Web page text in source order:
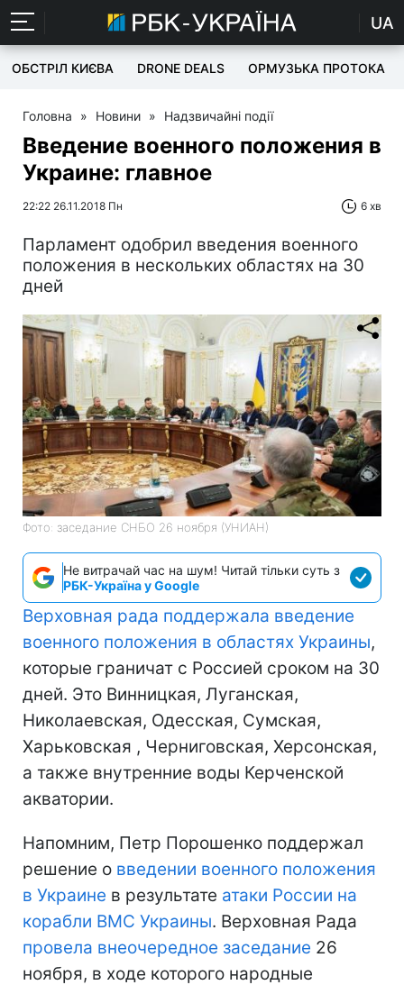
UA
ОБСТРІЛ КИЄВА DRONE DEALS ОРМУЗЬКА ПРОТОКА
Головна » Новини » Надзвичайні події
Введение военного положения в
Украине: главное
22:22 26.11.2018 Пн 6 хв
Парламент одобрил введения военного
положения в нескольких областях на 30
дней
Фото: заседание СНБО 26 ноября (УНИАН)
Не витрачай час на шум! Читай тільки суть з
РБК-Україна у Google
Верховная рада поддержала введение
военного положения в областях Украины,
которые граничат с Россией сроком на 30
дней. Это Винницкая, Луганская,
Николаевская, Одесская, Сумская,
Харьковская , Черниговская, Херсонская,
а также внутренние воды Керченской
акватории.
Напомним, Петр Порошенко поддержал
решение о введении военного положения
в Украине в результате атаки России на
корабли ВМС Украины. Верховная Рада
провела внеочередное заседание 26
ноября, в ходе которого народные